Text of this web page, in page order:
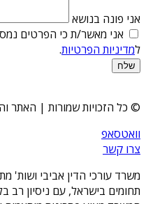
אני פונה בנושא
אני מאשר/ת כי הפרטים
למדיניות הפרטיות.
שלח
© כל הזכויות שמורות | האתר
וואטסאפ
צרו קשר
משרד עורכי הדין אביבי ושות'
תחומים בישראל, עם ניסיון רב